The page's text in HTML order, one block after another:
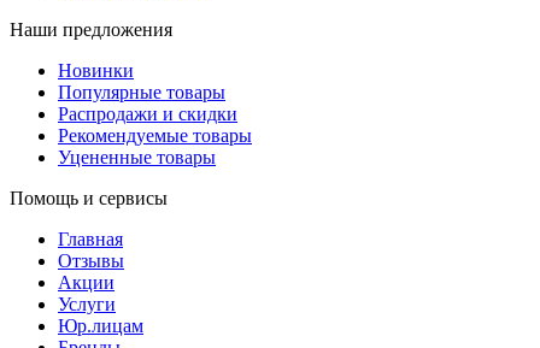
Наши предложения
Новинки
Популярные товары
Распродажи и скидки
Рекомендуемые товары
Уцененные товары
Помощь и сервисы
Главная
Отзывы
Акции
Услуги
Юр.лицам